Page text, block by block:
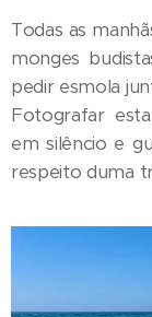
Todas as
monges
pedir esmola
Fotografar
em silêncio e
respeito duma